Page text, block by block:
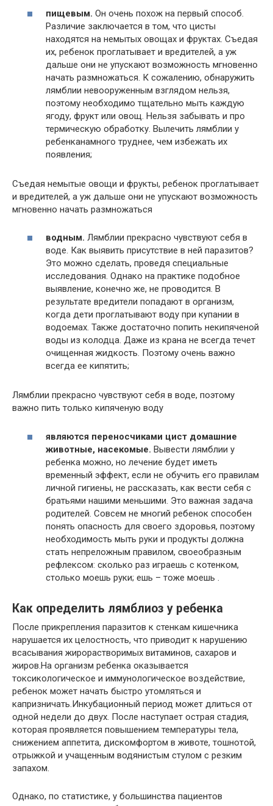
пищевым. Он очень похож на первый способ.
Различие заключается в том, что цисты
находятся на немытых овощах и фруктах. Съедая
их, ребенок проглатывает и вредителей, а уж
дальше они не упускают возможность мгновенно
начать размножаться. К сожалению, обнаружить
лямблии невооруженным взглядом нельзя,
поэтому необходимо тщательно мыть каждую
ягоду, фрукт или овощ. Нельзя забывать и про
термическую обработку. Вылечить лямблии у
ребенканамного труднее, чем избежать их
появления;
Съедая немытые овощи и фрукты, ребенок проглатывает
и вредителей, а уж дальше они не упускают возможность
мгновенно начать размножаться
водным. Лямблии прекрасно чувствуют себя в
воде. Как выявить присутствие в ней паразитов?
Это можно сделать, проведя специальные
исследования. Однако на практике подобное
выявление, конечно же, не проводится. В
результате вредители попадают в организм,
когда дети проглатывают воду при купании в
водоемах. Также достаточно попить некипяченой
воды из колодца. Даже из крана не всегда течет
очищенная жидкость. Поэтому очень важно
всегда ее кипятить;
Лямблии прекрасно чувствуют себя в воде, поэтому
важно пить только кипяченую воду
являются переносчиками цист домашние
животные, насекомые. Вывести лямблии у
ребенка можно, но лечение будет иметь
временный эффект, если не обучить его правилам
личной гигиены, не рассказать, как вести себя с
братьями нашими меньшими. Это важная задача
родителей. Совсем не многий ребенок способен
понять опасность для своего здоровья, поэтому
необходимость мыть руки и продукты должна
стать непреложным правилом, своеобразным
рефлексом: сколько раз играешь с котенком,
столько моешь руки; ешь – тоже моешь .
Как определить лямблиоз у ребенка
После прикрепления паразитов к стенкам кишечника
нарушается их целостность, что приводит к нарушению
всасывания жирорастворимых витаминов, сахаров и
жиров.На организм ребенка оказывается
токсикологическое и иммунологическое воздействие,
ребенок может начать быстро утомляться и
капризничать.Инкубационный период может длиться от
одной недели до двух. После наступает острая стадия,
которая проявляется повышением температуры тела,
снижением аппетита, дискомфортом в животе, тошнотой,
отрыжкой и учащенным водянистым стулом с резким
запахом.
Однако, по статистике, у большинства пациентов